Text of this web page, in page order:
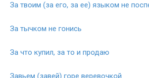
За твоим (за его, за ее) языком не
За тычком не гонись
За что купил, за то и продаю
Завьем (завей) горе веревочкой